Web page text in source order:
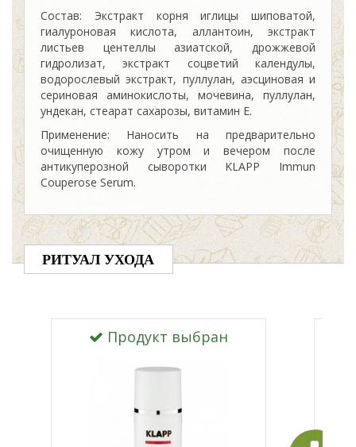
Состав: Экстракт корня иглицы шиповатой,
гиалуроновая кислота, аллантоин, экстракт
листьев центеллы азиатской, дрожжевой
гидролизат, экстракт соцветий календулы,
водорослевый экстракт, пуллулан, аэсциновая и
сериновая аминокислоты, мочевина, пуллулан,
ундекан, стеарат сахарозы, витамин Е.
Применение: Наносить на предварительно
очищенную кожу утром и вечером после
антикуперозной сыворотки KLAPP Immun
Couperose Serum.
РИТУАЛ УХОДА
Продукт выбран